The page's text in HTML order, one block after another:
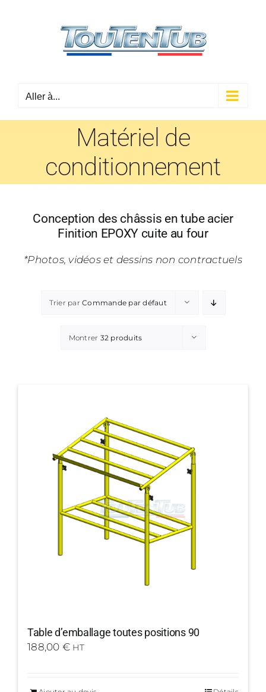
Aller à...
Matériel de
conditionnement
Conception des châssis en tube acier
Finition EPOXY cuite au four
*Photos, vidéos et dessins non contractuels
Trier parCommande par défaut
Montrer 32 produits
Table d’emballage toutes positions 90
188,00 € HT